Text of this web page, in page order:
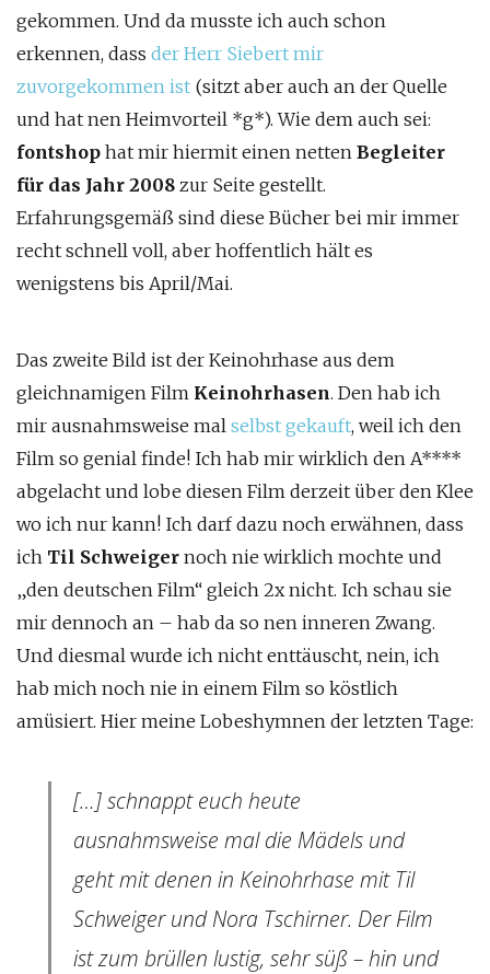
gekommen. Und da musste ich auch schon
erkennen, dass der Herr Siebert mir
zuvorgekommen ist (sitzt aber auch an der Quelle
und hat nen Heimvorteil *g*). Wie dem auch sei:
fontshop hat mir hiermit einen netten Begleiter
für das Jahr 2008 zur Seite gestellt.
Erfahrungsgemäß sind diese Bücher bei mir immer
recht schnell voll, aber hoffentlich hält es
wenigstens bis April/Mai.
Das zweite Bild ist der Keinohrhase aus dem
gleichnamigen Film Keinohrhasen. Den hab ich
mir ausnahmsweise mal selbst gekauft, weil ich den
Film so genial finde! Ich hab mir wirklich den A****
abgelacht und lobe diesen Film derzeit über den Klee
wo ich nur kann! Ich darf dazu noch erwähnen, dass
ich Til Schweiger noch nie wirklich mochte und
„den deutschen Film“ gleich 2x nicht. Ich schau sie
mir dennoch an – hab da so nen inneren Zwang.
Und diesmal wurde ich nicht enttäuscht, nein, ich
hab mich noch nie in einem Film so köstlich
amüsiert. Hier meine Lobeshymnen der letzten Tage:
[…] schnappt euch heute
ausnahmsweise mal die Mädels und
geht mit denen in Keinohrhase mit Til
Schweiger und Nora Tschirner. Der Film
ist zum brüllen lustig, sehr süß – hin und